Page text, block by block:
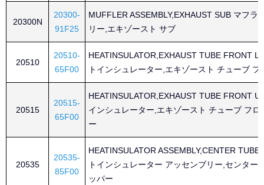
20300N
20300-
91F25
MUFFLER ASSEMBLY,EXHAUST SUB マフラ
リー,エキゾースト サブ
20510
20510-
65F00
HEATINSULATOR,EXHAUST TUBE FRONT
トインシュレーター,エキゾースト チューブ フ
20515
20515-
65F00
HEATINSULATOR,EXHAUST TUBE FRONT
インシュレーター,エキゾースト チューブ フロ
ー
20535
20535-
85F00
HEATINSULATOR ASSEMBLY,CENTER TUBE
トインシュレーター アッセンブリー,センター
ッパー